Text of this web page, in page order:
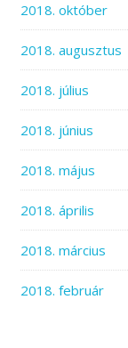
2018. október
2018. augusztus
2018. július
2018. június
2018. május
2018. április
2018. március
2018. február